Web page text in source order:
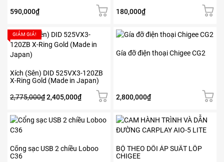
590,000₫
180,000₫
GIẢM GIÁ!
Xích (Sên) DID 525VX3-120ZB
X-Ring Gold (Made in Japan)
2,775,000₫Giá
là:
2,405,000₫Giá
tại
Gía đỡ điện thoại Chigee CG2
2,800,000₫
Sản
này
Các
chọn
có
được
Cổng sạc USB 2 chiều Loboo
C36
Sản
phẩm
có
nhiều
BỘ THEO DÕI ÁP SUẤT LỐP
CHIGEE
Sản
phẩm
có
nhiều